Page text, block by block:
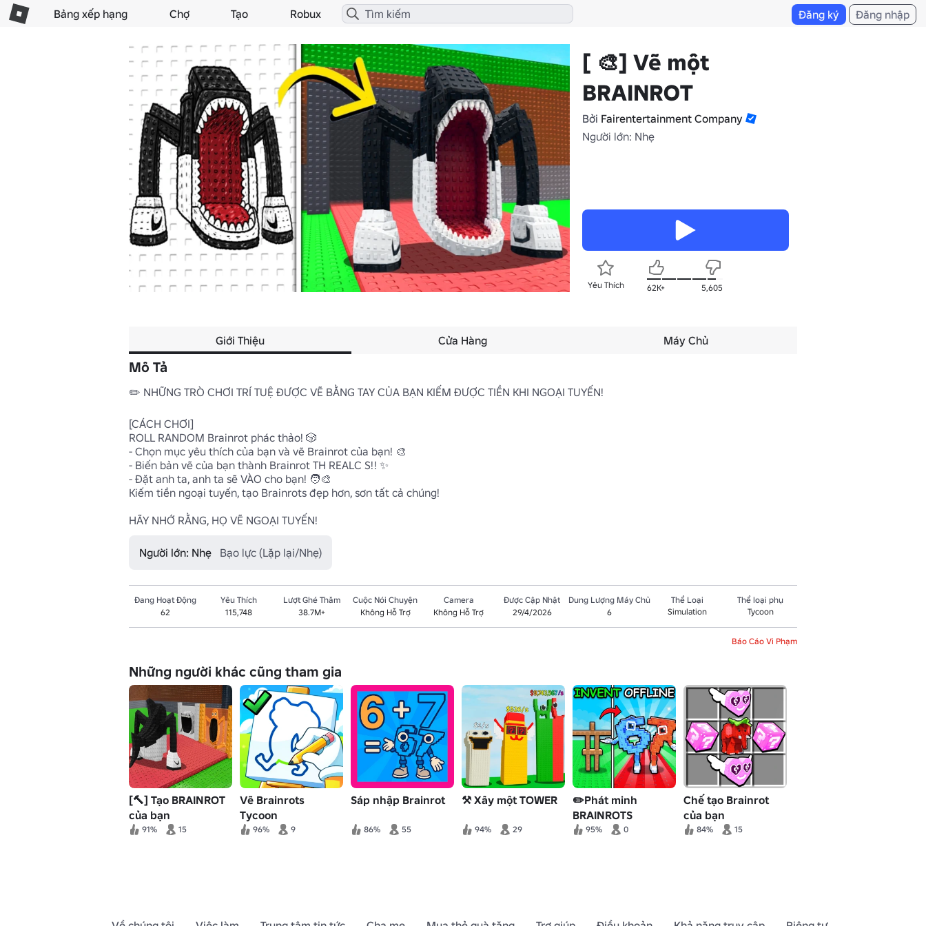
Bảng xếp hạng Chợ Tạo Robux Đăng ký Đăng nhập
[ 🎨] Vẽ một
BRAINROT
Bởi Fairentertainment Company
Người lớn: Nhẹ
Yêu Thích 62K+ 5,605
Giới Thiệu Cửa Hàng Máy Chủ
Mô Tả
✏️ NHỮNG TRÒ CHƠI TRÍ TUỆ ĐƯỢC VẼ BẰNG TAY CỦA BẠN KIẾM ĐƯỢC TIỀN KHI NGOẠI TUYẾN!
[CÁCH CHƠI]
ROLL RANDOM Brainrot phác thảo! 🎲
- Chọn mục yêu thích của bạn và vẽ Brainrot của bạn! 🎨
- Biến bản vẽ của bạn thành Brainrot TH REALC S!! ✨
- Đặt anh ta, anh ta sẽ VÀO cho bạn! 🧑‍🎨
Kiếm tiền ngoại tuyến, tạo Brainrots đẹp hơn, sơn tất cả chúng!
HÃY NHỚ RẰNG, HỌ VẼ NGOẠI TUYẾN!
Người lớn: Nhẹ Bạo lực (Lặp lại/Nhẹ)
Đang Hoạt Động
62
Yêu Thích
115,748
Lượt Ghé Thăm
38.7M+
Cuộc Nói Chuyện
Không Hỗ Trợ
Camera
Không Hỗ Trợ
Được Cập Nhật
29/4/2026
Dung Lượng Máy Chủ
6
Thể Loại
Simulation
Thể loại phụ
Tycoon
Báo Cáo Vi Phạm
Những người khác cũng tham gia
[🔨] Tạo BRAINROT
của bạn
91% 15
Vẽ Brainrots
Tycoon
96% 9
Sáp nhập Brainrot
86% 55
⚒️ Xây một TOWER
94% 29
✏️Phát minh
BRAINROTS
95% 0
Chế tạo Brainrot
của bạn
84% 15